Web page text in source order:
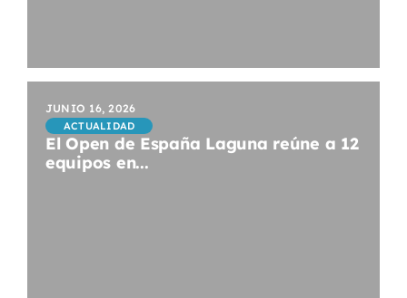
JUNIO 16, 2026
ACTUALIDAD
El Open de España Laguna reúne a 12
equipos en...